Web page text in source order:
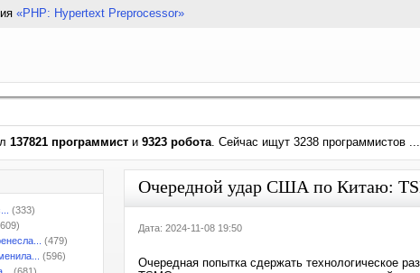
«PHP: Hypertext Preprocessor»
137821 программист и 9323 робота. Сейчас ищут 3238 программистов ...
(333)
(479)
(596)
Очередной удар США по Китаю:
Дата: 2024-11-08 19:50
Очередная попытка сдержать технологическое